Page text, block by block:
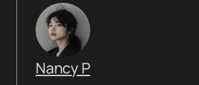
Nancy P